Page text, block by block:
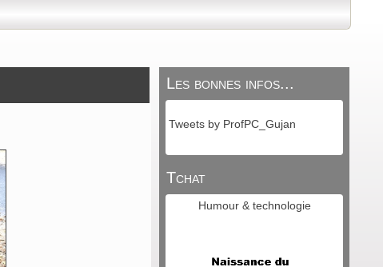
Les bonnes infos...
Tweets by ProfPC_Gujan
Tchat
Humour & technologie